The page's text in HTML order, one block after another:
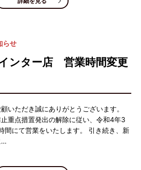
らせ
ンター店 営業時間変更
いただき誠にありがとうございます。
重点措置発出の解除に従い、令和4年3
間にて営業をいたします。 引き続き、新
…